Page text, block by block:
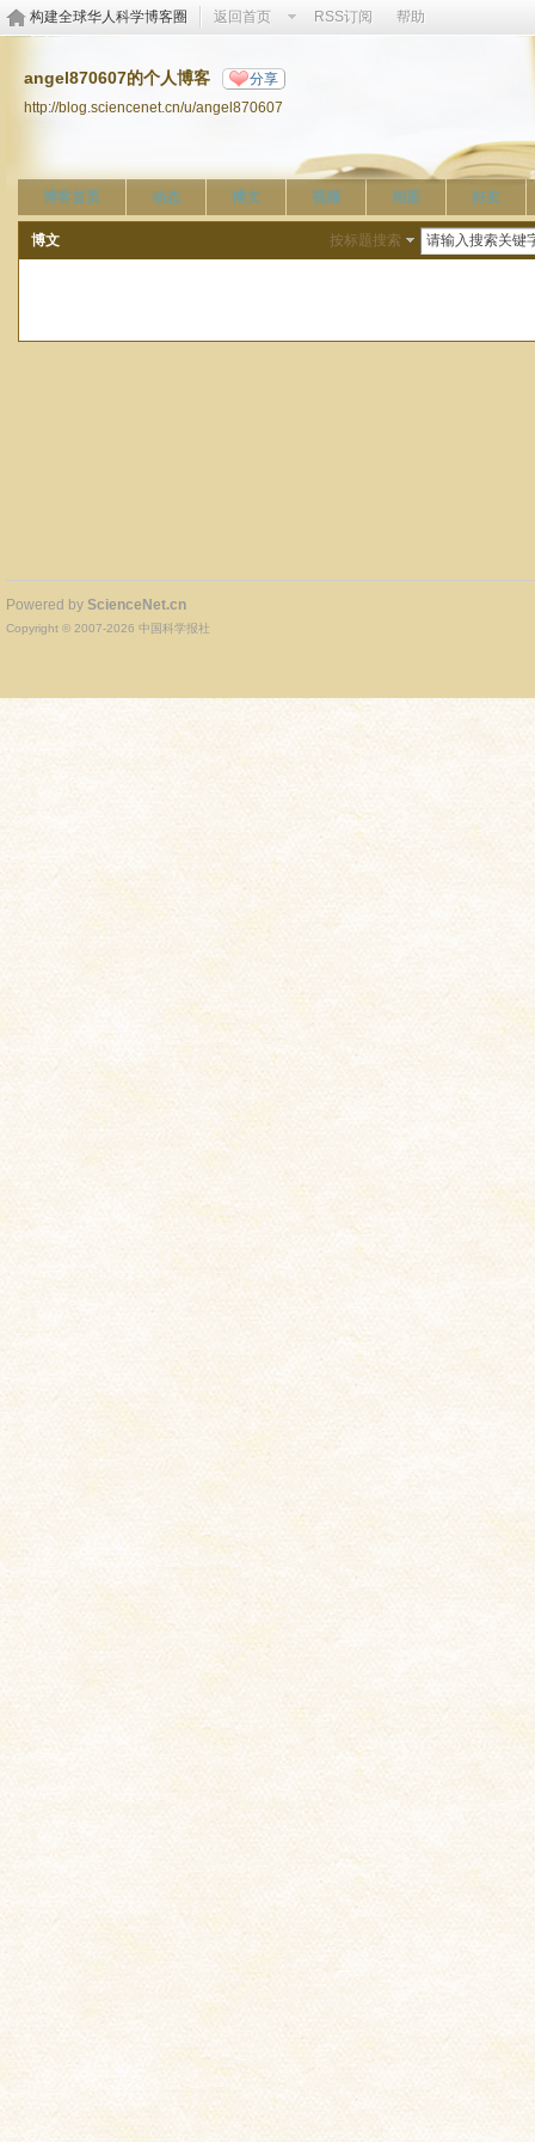
构建全球华人科学博客圈 返回首页 RSS订阅 帮助
angel870607的个人博客 分享
http://blog.sciencenet.cn/u/angel870607
博客首页 动态 博文 视频 相册 好友
博文 按标题搜索
Powered by ScienceNet.cn
Copyright © 2007-2026 中国科学报社